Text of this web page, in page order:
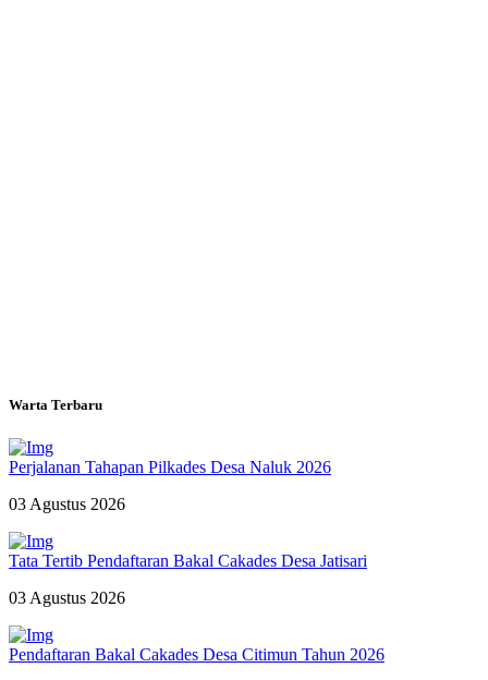
Warta Terbaru
Perjalanan Tahapan Pilkades Desa Naluk 2026
03 Agustus 2026
Tata Tertib Pendaftaran Bakal Cakades Desa Jatisari
03 Agustus 2026
Pendaftaran Bakal Cakades Desa Citimun Tahun 2026